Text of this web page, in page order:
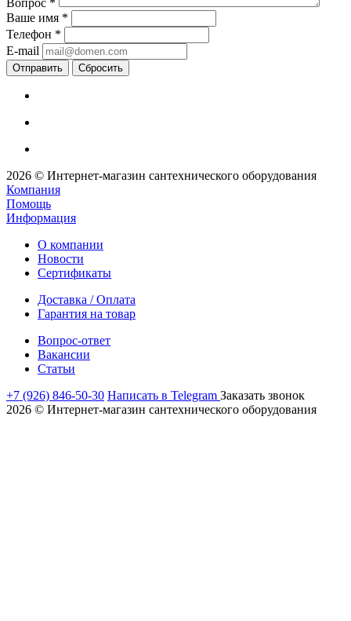
Вопрос *
Ваше имя *
Телефон *
E-mail
Сбросить
2026 © Интернет-магазин сантехнического оборудования
Компания
Помощь
Информация
О компании
Новости
Сертификаты
Доставка / Оплата
Гарантия на товар
Вопрос-ответ
Вакансии
Статьи
+7 (926) 846-50-30 Написать в Telegram Заказать звонок
2026 © Интернет-магазин сантехнического оборудования